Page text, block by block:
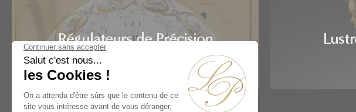
Régulateurs de Précision